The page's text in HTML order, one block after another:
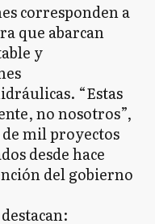
corresponden a
que abarcan
y
“Estas
no nosotros”,
mil proyectos
desde hace
del gobierno